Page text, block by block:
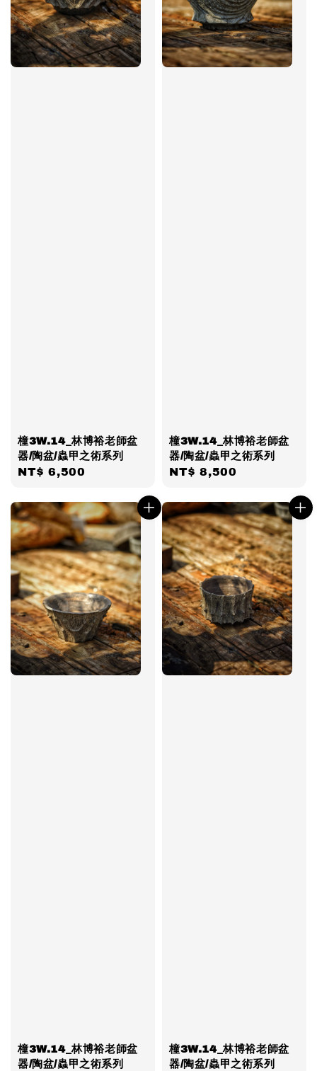
橦3W.14_林博裕老師盆
器/陶盆/蟲甲之術系列
Regular
NT$ 6,500
橦3W.14_林博裕老師盆
器/陶盆/蟲甲之術系列
Regular
NT$ 8,500
橦3W.14_林博裕老師盆
器/陶盆/蟲甲之術系列
橦3W.14_林博裕老師盆
器/陶盆/蟲甲之術系列